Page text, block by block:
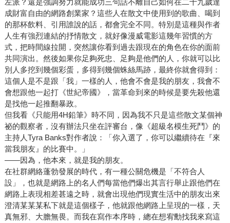
左派？還是強調努力就能成功三句話不離自己如何在二十九歲達
成財富自由的網路創業家？這些人在散文中使用到的歌曲、喝到
的那杯飲料、引用誰說的話，都會完全不同。特別是這種與作者
人生有強烈連結的抒情散文，就好像漫威電影這幾年習慣的方
式，把時間線拉開，突然讓你看到過去跟現在的角色在你的面前
共同演出。然後如果你足夠死忠、足夠是他們的人，你就可以比
別人多挖到幾個彩蛋，多得到幾個蛛絲馬跡，最終你就會得到：
這個人是不是跟「我」一樣的人，他會不會是我的朋友，我會不
會想跟他一起打《世紀帝國》，當革命到來的時候是要先殺他還
是找他一起推翻暴政。
但我看《只能用4H鉛筆》時不同，因為我不只是這些散文某個神
祕的觀察者，沒有辦法只坐在評審台，像《超級名模生死鬥》的
主持人Tyra Banks對作者說：「你入選了，你可以繼續待在『來
當我朋友』的比賽中。」
——因為，他本來，就是我的朋友。
在社群網絡蓬勃發展的時代，有一種公關危機是「不符合人
設」，也就是網路上的名人們每當他們爆出其言行舉止跟他們在
網路上表現相差甚遠之時，就會出現他們現實生活中的朋友出來
澄清某某某私下就是這個樣子，他就跟他網路上呈現的一樣，天
真無邪、大膽無畏。而我在寫作本序時，總在想宥勳找我來寫這